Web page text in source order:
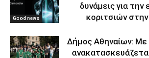
Good news
δυνάμεις για
κοριτσιών
Δήμος Αθηναίων: